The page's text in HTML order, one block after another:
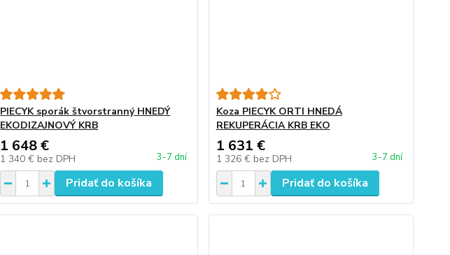
PIECYK sporák štvorstranný HNEDÝ
EKODIZAJNOVÝ KRB
1 648 €
1 340 € bez DPH 3-7 dní
Pridať do košíka
Koza PIECYK ORTI HNEDÁ
REKUPERÁCIA KRB EKO
1 631 €
1 326 € bez DPH 3-7 dní
Pridať do košíka